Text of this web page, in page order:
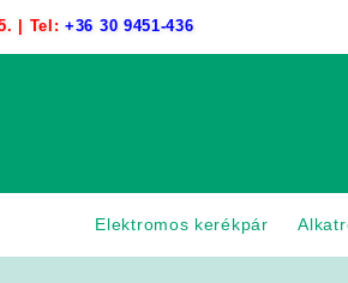
| Tel:+36 30 9451-436
Elektromos kerékpár